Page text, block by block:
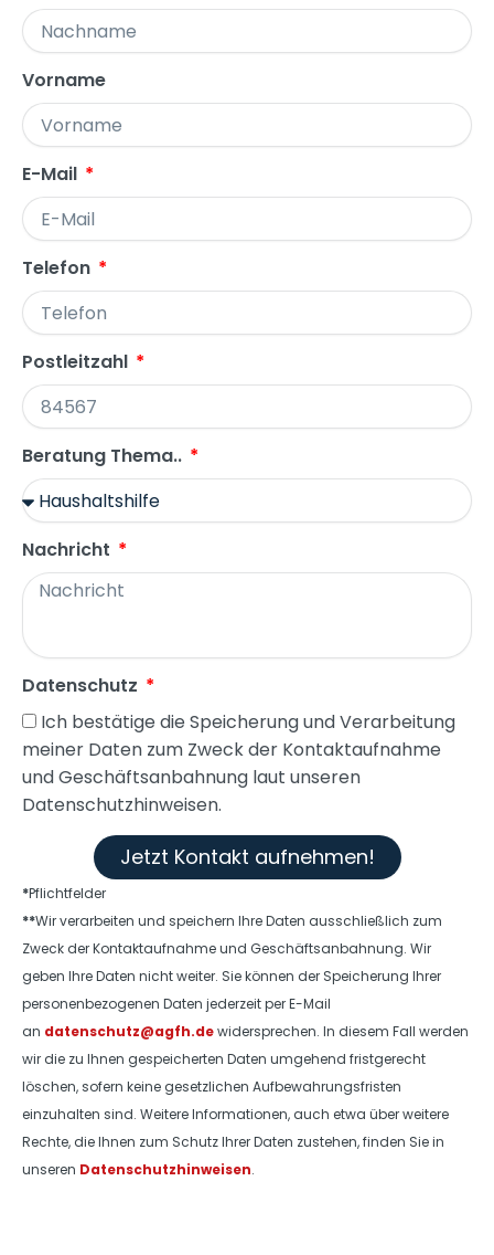
Vorname
E-Mail
Telefon
Postleitzahl
Beratung Thema..
Nachricht
Datenschutz
Ich bestätige die Speicherung und Verarbeitung
meiner Daten zum Zweck der Kontaktaufnahme
und Geschäftsanbahnung laut unseren
Datenschutzhinweisen.
Jetzt Kontakt aufnehmen!
*Pflichtfelder
**Wir verarbeiten und speichern Ihre Daten ausschließlich zum
Zweck der Kontaktaufnahme und Geschäftsanbahnung. Wir
geben Ihre Daten nicht weiter. Sie können der Speicherung Ihrer
personenbezogenen Daten jederzeit per E-Mail
an datenschutz@agfh.dewidersprechen. In diesem Fall werden
wir die zu Ihnen gespeicherten Daten umgehend fristgerecht
löschen, sofern keine gesetzlichen Aufbewahrungsfristen
einzuhalten sind. Weitere Informationen, auch etwa über weitere
Rechte, die Ihnen zum Schutz Ihrer Daten zustehen, finden Sie in
unseren Datenschutzhinweisen.